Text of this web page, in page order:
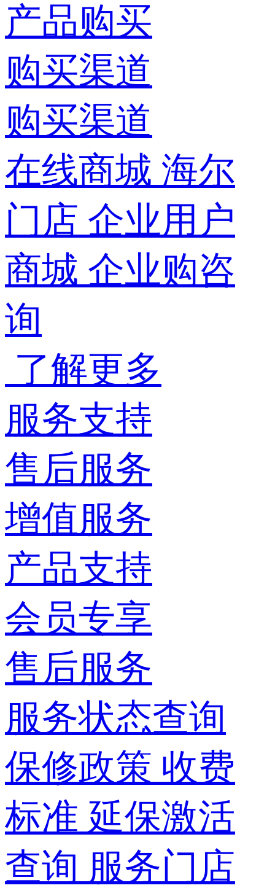
产品购买
购买渠道
购买渠道
在线商城 海尔
门店 企业用户
商城 企业购咨
询
了解更多
服务支持
售后服务
增值服务
产品支持
会员专享
售后服务
服务状态查询
保修政策 收费
标准 延保激活
查询 服务门店